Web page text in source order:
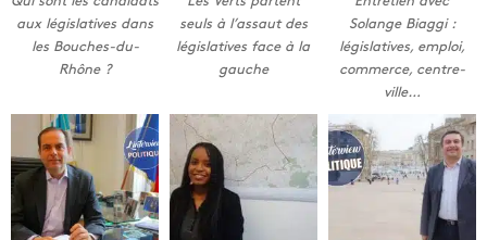
aux législatives dans
les Bouches-du-
Rhône ?
seuls à l’assaut des
législatives face à la
gauche
Solange Biaggi :
législatives, emploi,
commerce, centre-
ville…